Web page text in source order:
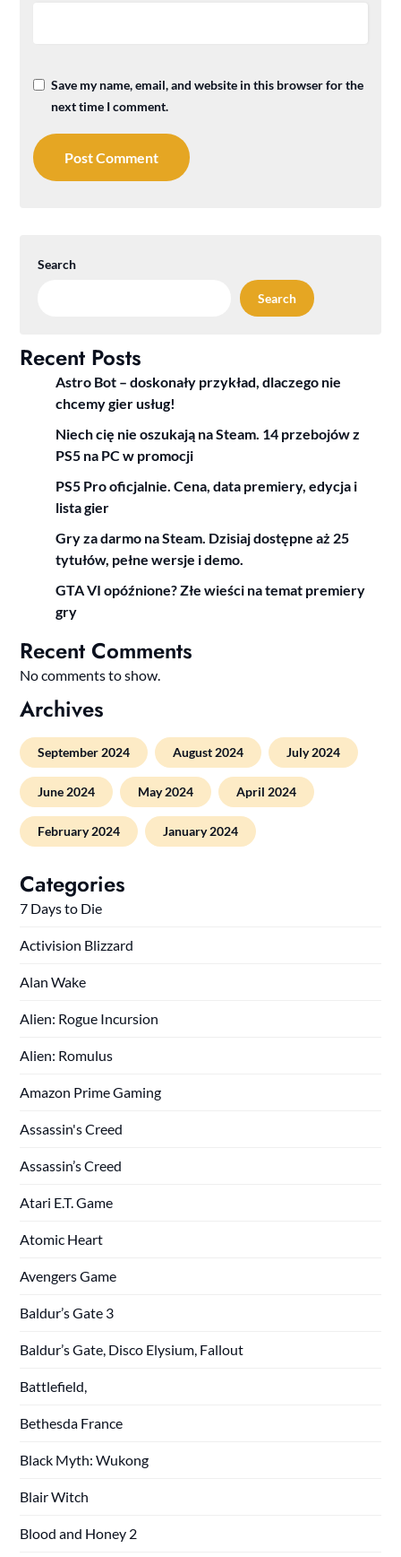
Save my name, email, and website in this browser for the
next time I comment.
Search
Search
Recent Posts
Astro Bot – doskonały przykład, dlaczego nie
chcemy gier usług!
Niech cię nie oszukają na Steam. 14 przebojów z
PS5 na PC w promocji
PS5 Pro oficjalnie. Cena, data premiery, edycja i
lista gier
Gry za darmo na Steam. Dzisiaj dostępne aż 25
tytułów, pełne wersje i demo.
GTA VI opóźnione? Złe wieści na temat premiery
gry
Recent Comments
No comments to show.
Archives
September 2024 August 2024 July 2024
June 2024 May 2024 April 2024
February 2024 January 2024
Categories
7 Days to Die
Activision Blizzard
Alan Wake
Alien: Rogue Incursion
Alien: Romulus
Amazon Prime Gaming
Assassin's Creed
Assassin’s Creed
Atari E.T. Game
Atomic Heart
Avengers Game
Baldur’s Gate 3
Baldur’s Gate, Disco Elysium, Fallout
Battlefield,
Bethesda France
Black Myth: Wukong
Blair Witch
Blood and Honey 2